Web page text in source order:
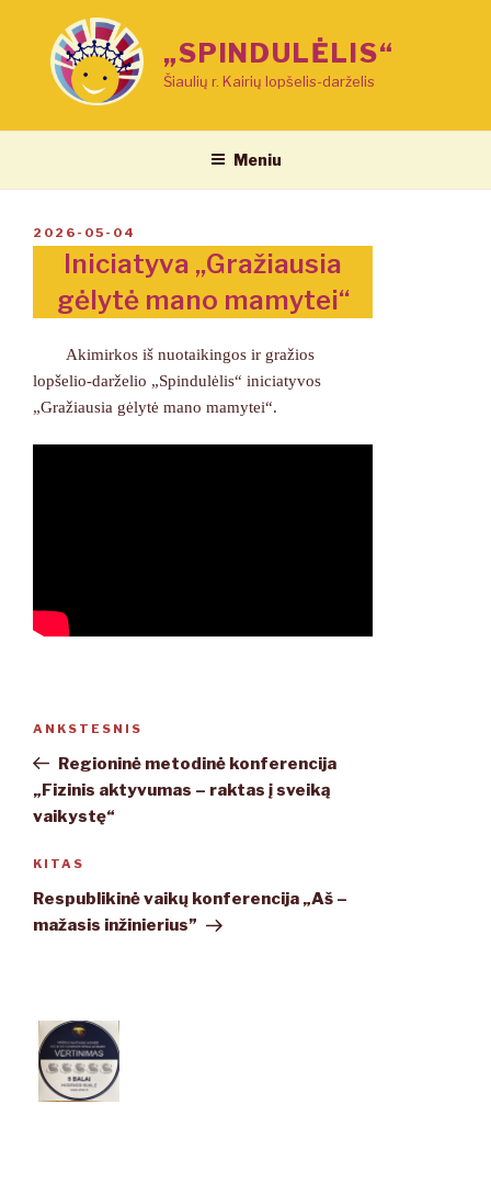
„SPINDULĖLIS“
Šiaulių r. Kairių lopšelis-darželis
Meniu
PASKELBTA
2026-05-04
Iniciatyva „Gražiausia
gėlytė mano mamytei“
Akimirkos iš nuotaikingos ir gražios
lopšelio-darželio „Spindulėlis“ iniciatyvos
„Gražiausia gėlytė mano mamytei“.
Navigacija
įrašų
Ankstesnis
įrašas
ANKSTESNIS
Regioninė metodinė konferencija
„Fizinis aktyvumas – raktas į sveiką
vaikystę“
Kitas
įrašas
KITAS
Respublikinė vaikų konferencija „Aš –
mažasis inžinierius”